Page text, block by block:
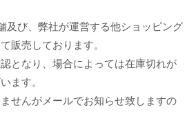
及び、弊社が運営する他ショッピング
販売しております。
となり、場合によっては在庫切れが
ます。
せんがメールでお知らせ致しますの